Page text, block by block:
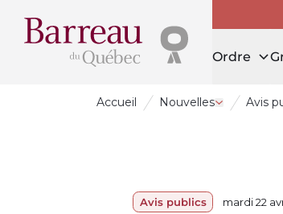
Ordre
Accueil Nouvelles Ouvrir le
Avis
Avis publics mardi 22